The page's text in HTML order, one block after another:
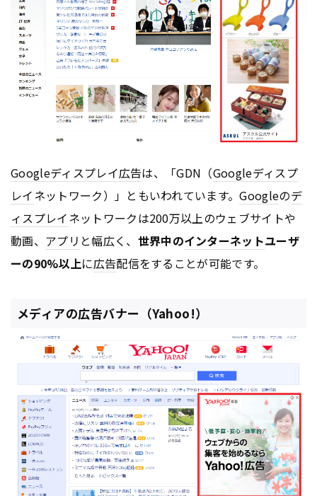
Googleディスプレイ広告は、「GDN（Googleディスプ
レイネットワーク）」ともいわれています。Googleのデ
ィスプレイネットワークは200万以上のウェブサイトや
動画、 アプリ と幅広く、 世界中のインターネットユーザ
ーの90%以上に広告配信をすることが可能です。
メディアの広告バナー（Yahoo!）